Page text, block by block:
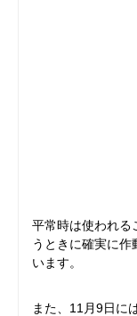
平常時は使われる
うときに確実に
います。
また、11月9日に